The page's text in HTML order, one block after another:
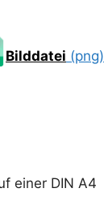
Bilddatei (png)
einer DIN A4